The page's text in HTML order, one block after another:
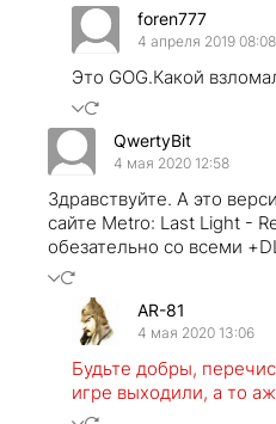
foren777
4 апреля 2019 08:08
Это GOG.Какой
QwertyBit
4 мая 2020 12:58
Здравствуйте. А это
сайте Metro: Last Light -
обезательно cо всеми
AR-81
4 мая 2020 13:06
Будьте добры,
игре выходили, а то